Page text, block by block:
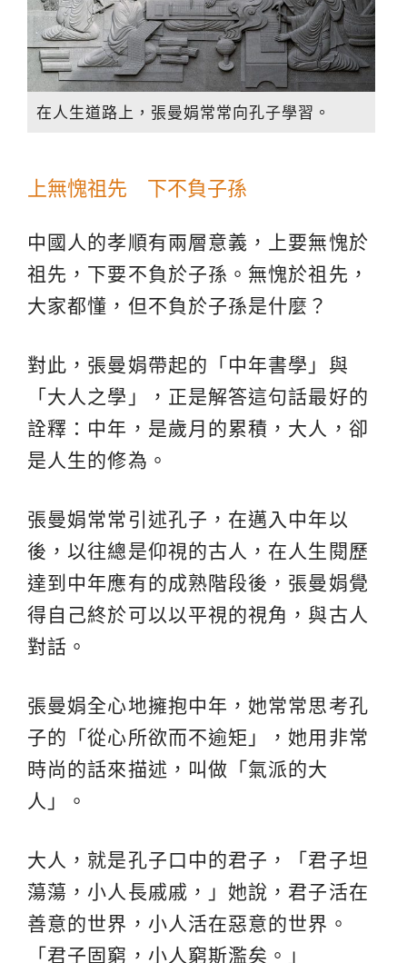
在人生道路上，張曼娟常常向孔子學習。
上無愧祖先 下不負子孫
中國人的孝順有兩層意義，上要無愧於
祖先，下要不負於子孫。無愧於祖先，
大家都懂，但不負於子孫是什麼？
對此，張曼娟帶起的「中年書學」與
「大人之學」，正是解答這句話最好的
詮釋：中年，是歲月的累積，大人，卻
是人生的修為。
張曼娟常常引述孔子，在邁入中年以
後，以往總是仰視的古人，在人生閱歷
達到中年應有的成熟階段後，張曼娟覺
得自己終於可以以平視的視角，與古人
對話。
張曼娟全心地擁抱中年，她常常思考孔
子的「從心所欲而不逾矩」，她用非常
時尚的話來描述，叫做「氣派的大
人」。
大人，就是孔子口中的君子，「君子坦
蕩蕩，小人長戚戚，」她說，君子活在
善意的世界，小人活在惡意的世界。
「君子固窮，小人窮斯濫矣。」